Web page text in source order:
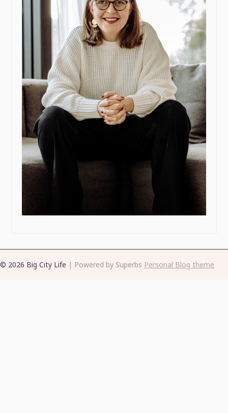
© 2026 Big City Life | Powered by Superbs Personal Blog theme